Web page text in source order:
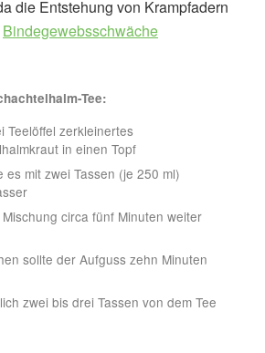
die Entstehung von Krampfadern
Bindegewebsschwäche
Tee:
Teelöffel zerkleinertes
in einen Topf
es mit zwei Tassen (je 250 ml)
circa fünf Minuten weiter
sollte der Aufguss zehn Minuten
zwei bis drei Tassen von dem Tee